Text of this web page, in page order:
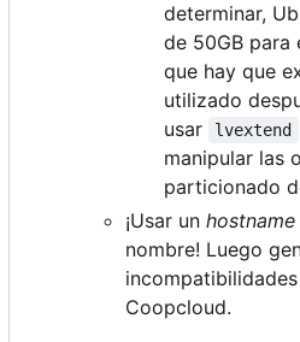
determinar,
de 50GB para
que hay que
utilizado
usar
lvextend
manipular las
particionado
¡Usar un hostname
nombre! Luego
Coopcloud.